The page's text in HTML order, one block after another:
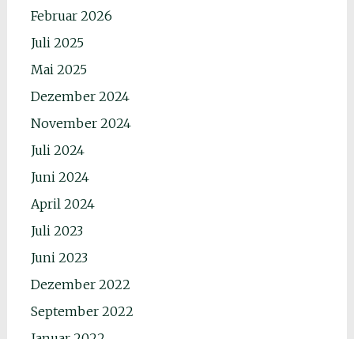
Februar 2026
Juli 2025
Mai 2025
Dezember 2024
November 2024
Juli 2024
Juni 2024
April 2024
Juli 2023
Juni 2023
Dezember 2022
September 2022